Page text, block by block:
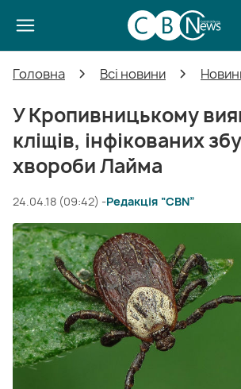
Головна Всі новини
У Кропивницькому
кліщів, інфікованих
хвороби Лайма
24.04.18 (09:42) -Редакція “CBN”